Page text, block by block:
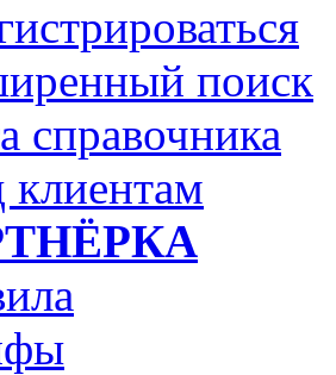
поиск
справочника
клиентам